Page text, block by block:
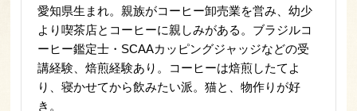
愛知県生まれ。親族がコーヒー卸売業を営み、幼少
より喫茶店とコーヒーに親しみがある。ブラジルコ
ーヒー鑑定士・SCAAカッピングジャッジなどの受
講経験、焙煎経験あり。コーヒーは焙煎したてよ
り、寝かせてから飲みたい派。猫と、物作りが好
き。